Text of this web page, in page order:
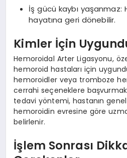
İş gücü kaybı yaşanmaz:
hayatına geri dönebilir.
Kimler İçin
Hemoroidal Arter Ligasyonu,
hemoroid hastaları için
hemoroidler veya tromboze
cerrahi seçeneklere
tedavi yöntemi, hastanın
hemoroidin evresine göre
belirlenir.
İşlem Sonrası